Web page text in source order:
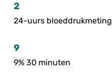
2
24-uurs bloeddrukmeting
9
9% 30 minuten